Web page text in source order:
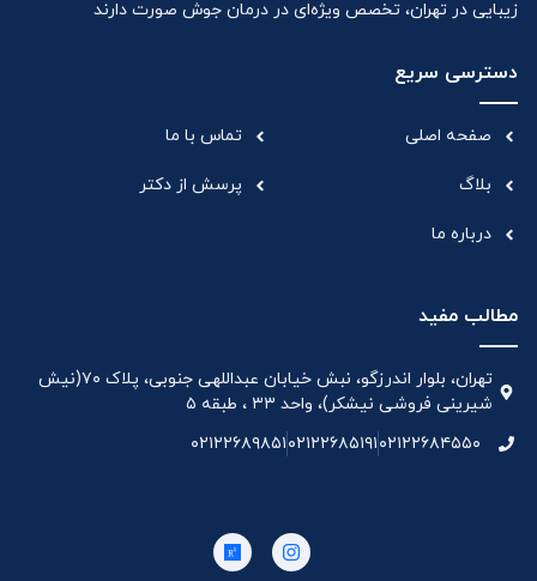
زیبایی در تهران، تخصص ویژه‌ای در درمان جوش صورت دارند
دسترسی سریع
صفحه اصلی
بلاگ
درباره ما
تماس با ما
پرسش از دکتر
مطالب مفید
تهران، بلوار اندرزگو، نبش خیابان عبداللهی جنوبی، پلاک ۷۰(نیش
شیرینی فروشی نیشکر)، واحد ۳۳ ، طبقه ۵
۰۲۱۲۲۶۸۴۵۵۰۰۲۱۲۲۶۸۵۱۹۱۰۲۱۲۲۶۸۹۸۵۱